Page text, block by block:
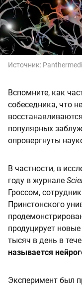
Источник:
Вспомните, как
собеседника, что
популярных
опровергнуты
В частности, в
году в журнале
Гроссом,
Принстонского
продуцирует
тысяч в день в
называется
Эксперимент был